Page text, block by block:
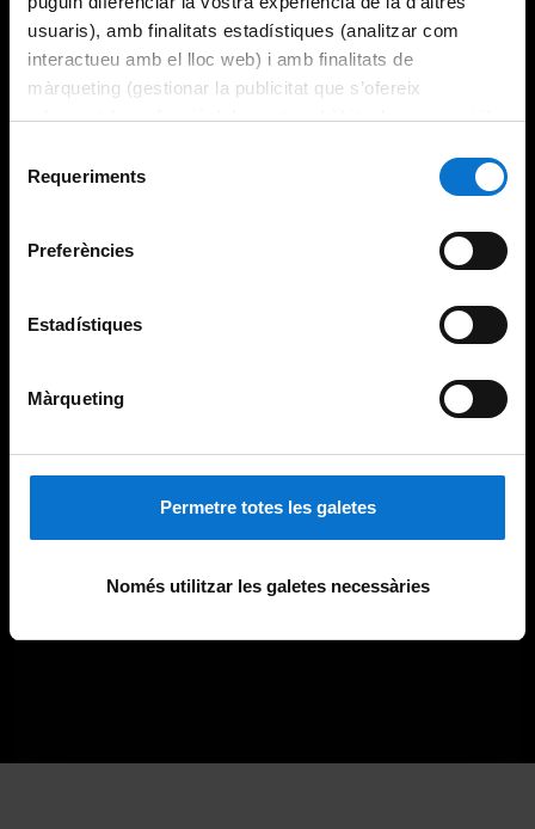
usuaris), amb finalitats estadístiques (analitzar com
interactueu amb el lloc web) i amb finalitats de
màrqueting (gestionar la publicitat que s’ofereix
adequant-la en funció dels vostres hàbits de navegació).
consultar laPolítica de galetes del lloc web de la
Requeriments
Preferències
Estadístiques
Màrqueting
Permetre totes les galetes
Només utilitzar les galetes necessàries